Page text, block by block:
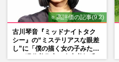
⭐ 高評価の記事(9.2)
古川琴音『ミッドナイトタク
シー』の“ミステリアスな眼差
し”に「僕の描く女の子みた